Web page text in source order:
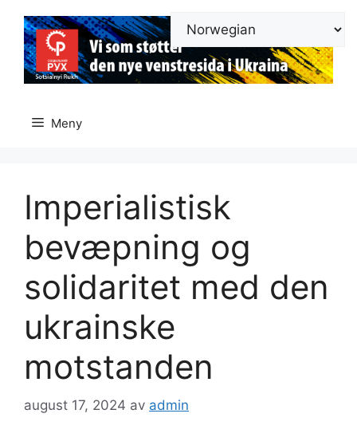
innhold
Meny
Imperialistisk
bevæpning og
solidaritet med den
ukrainske
motstanden
august 17, 2024 av admin